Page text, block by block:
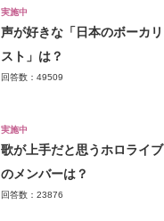
実施中
声が好きな「日本のボーカリ
スト」は？
回答数：49509
実施中
歌が上手だと思うホロライブ
のメンバーは？
回答数：23876